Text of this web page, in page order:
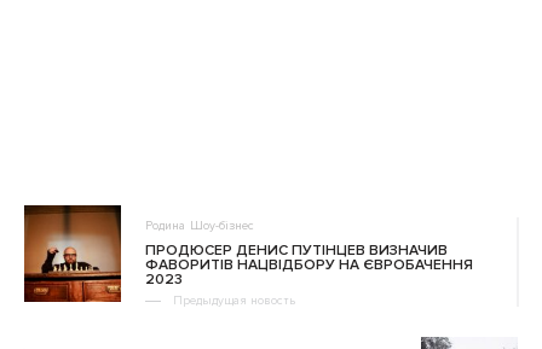
Родина Шоу-бізнес
ПРОДЮСЕР ДЕНИС ПУТІНЦЕВ ВИЗНАЧИВ
ФАВОРИТІВ НАЦВІДБОРУ НА ЄВРОБАЧЕННЯ
2023
Предыдущая новость